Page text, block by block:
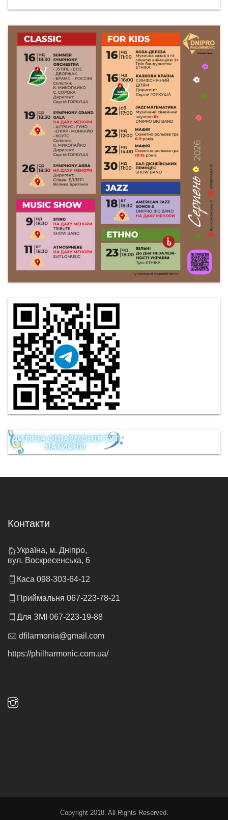
Контакти
Україна, м. Дніпро,
вул. Воскресенська, 6
Каса 098-303-64-12
Приймальня 067-223-78-21
Для ЗМІ 067-223-19-88
dfilarmonia@gmail.com
https://philharmonic.com.ua/
Copyright 2018. All Rights Reserved.